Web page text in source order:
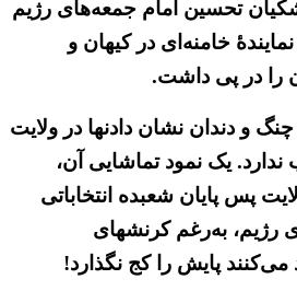
تحسین امام جمعه‌های رژیم
خامنه‌ای در کیهان و
را در پی داشت.
چنگ و دندان نشان دادنها در ولایت
یک نمود تماشایی آن،
پس پایان شعبده انتخاباتی
رژیم، به‌رغم کرنشهای
پایش را کج نگذارد!